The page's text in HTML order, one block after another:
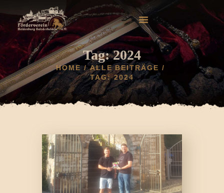
Tag: 2024
HOME
ALLE BEITRÄGE
TAG: 2024
HOME
AKTUELLES
HISTORIE
VEREIN
GALERIE